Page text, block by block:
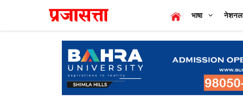
content
भाषा नेशनल